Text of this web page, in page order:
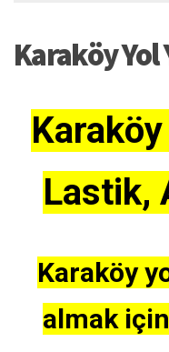
Karaköy Yol
Lastik,
Karaköy
almak için